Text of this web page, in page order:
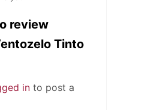
review
Tinto
in to post a